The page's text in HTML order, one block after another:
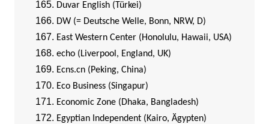
Duvar English (Türkei)
DW (= Deutsche Welle, Bonn, NRW, D)
East Western Center (Honolulu, Hawaii, USA)
echo (Liverpool, England, UK)
Ecns.cn (Peking, China)
Eco Business (Singapur)
Economic Zone (Dhaka, Bangladesh)
Egyptian Independent (Kairo, Ägypten)